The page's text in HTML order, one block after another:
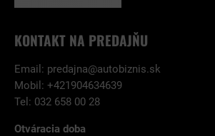
KONTAKT NA PREDAJŇU
Email: predajna@autobiznis.sk
Mobil: +421904634639
Tel: 032 658 00 28
Otváracia doba